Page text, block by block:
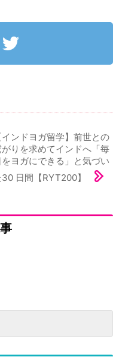
インドヨガ留学】前世との
がりを求めてインドへ「毎
をヨガにできる」と気づい
30 日間【RYT200】